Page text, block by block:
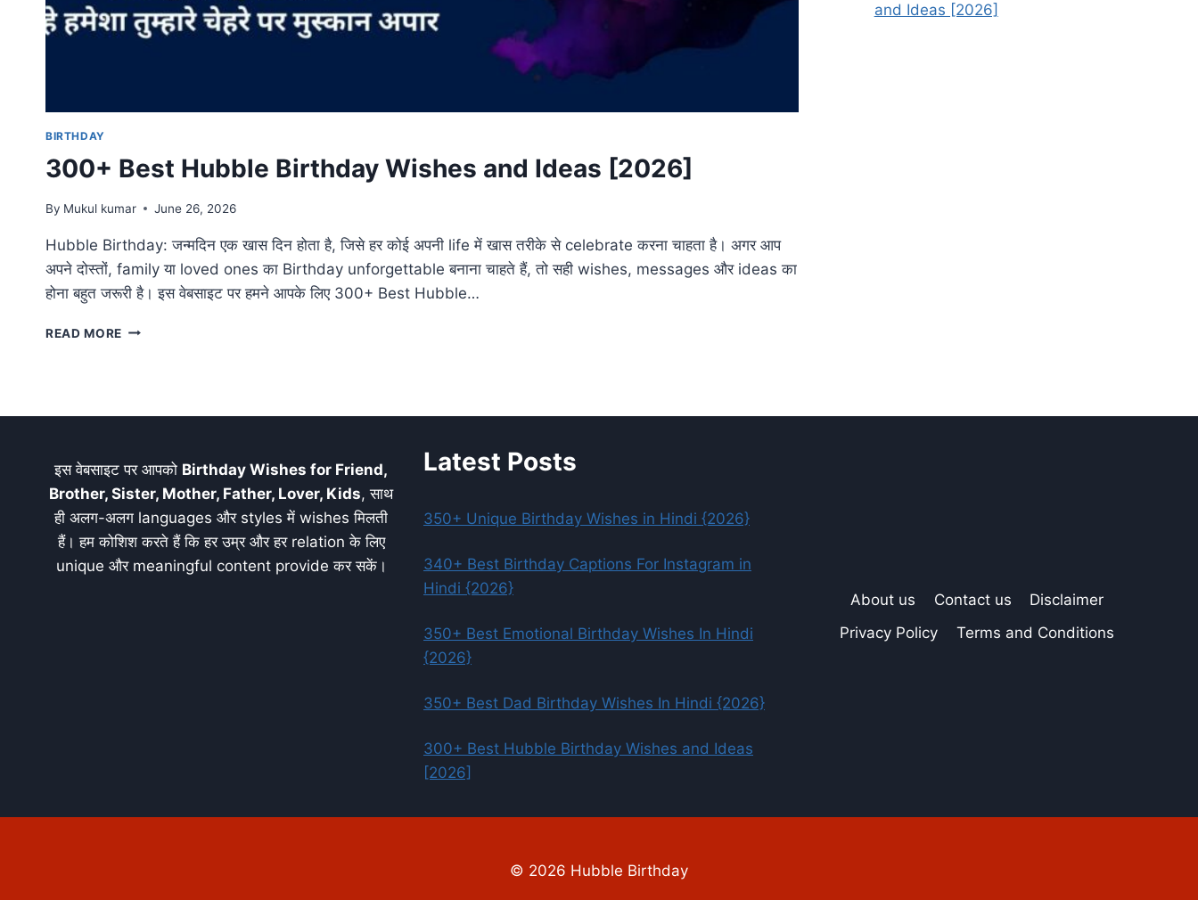
BIRTHDAY
300+ Best Hubble Birthday Wishes and Ideas [2026]
By Mukul kumar June 26, 2026
Hubble Birthday: जन्मदिन एक खास दिन होता है, जिसे हर कोई अपनी life में खास तरीके से celebrate करना चाहता है। अगर आप
अपने दोस्तों, family या loved ones का Birthday unforgettable बनाना चाहते हैं, तो सही wishes, messages और ideas का
होना बहुत जरूरी है। इस वेबसाइट पर हमने आपके लिए 300+ Best Hubble…
READ MORE 300+
and Ideas [2026]
इस वेबसाइट पर आपको Birthday Wishes for Friend,
Brother, Sister, Mother, Father, Lover, Kids, साथ
ही अलग-अलग languages और styles में wishes मिलती
हैं। हम कोशिश करते हैं कि हर उम्र और हर relation के लिए
unique और meaningful content provide कर सकें।
Latest Posts
350+ Unique Birthday Wishes in Hindi {2026}
340+ Best Birthday Captions For Instagram in
Hindi {2026}
350+ Best Emotional Birthday Wishes In Hindi
{2026}
350+ Best Dad Birthday Wishes In Hindi {2026}
300+ Best Hubble Birthday Wishes and Ideas
[2026]
About us Contact us
Disclaimer
Privacy Policy
Terms and Conditions
© 2026 Hubble Birthday